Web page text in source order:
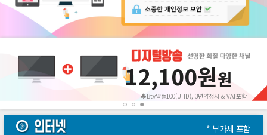
12,100원원
♣Btv알뜰100(UHD), 3년약정시 & VAT포함
* 부가세 포함